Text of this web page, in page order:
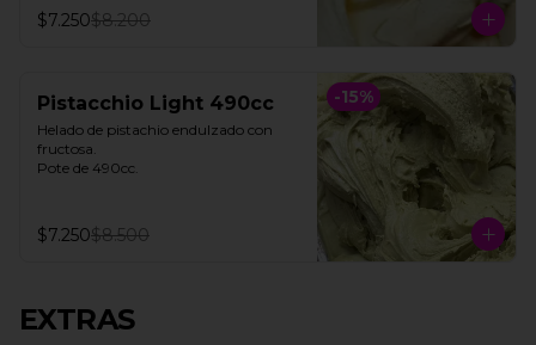
$7.250$8.200
-15%
Pistacchio Light 490cc
Helado de pistachio endulzado con
fructosa.
Pote de 490cc.
$7.250$8.500
EXTRAS